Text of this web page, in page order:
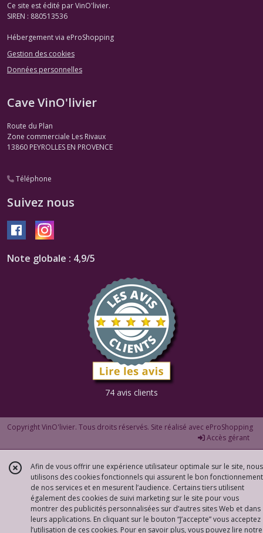
Ce site est édité par VinO'livier.
SIREN : 880513536
Hébergement via eProShopping
Gestion des cookies
Données personnelles
Cave VinO'livier
Route du Plan
Zone commerciale Les Rivaux
13860 PEYROLLES EN PROVENCE
Téléphone
Suivez nous
Note globale : 4,9/5
74 avis clients
Copyright VinO'livier. Tous droits réservés. Site réalisé avec eProShopping
Accès gérant
Afin de vous offrir une expérience utilisateur optimale sur le site, nous
utilisons des cookies fonctionnels qui assurent le bon fonctionnement
de nos services et en mesurent l’audience. Certains tiers utilisent
également des cookies de suivi marketing sur le site pour vous
montrer des publicités personnalisées sur d’autres sites Web et dans
leurs applications. En cliquant sur le bouton “J’accepte” vous acceptez
l’utilisation de ces cookies. Pour en savoir plus, vous pouvez lire notre